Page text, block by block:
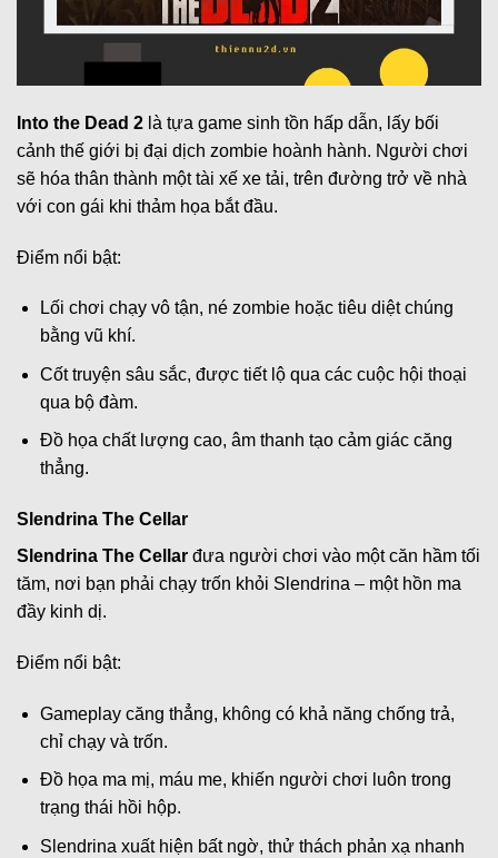
Into the Dead 2 là tựa game sinh tồn hấp dẫn, lấy bối
cảnh thế giới bị đại dịch zombie hoành hành. Người chơi
sẽ hóa thân thành một tài xế xe tải, trên đường trở về nhà
với con gái khi thảm họa bắt đầu.
Điểm nổi bật:
Lối chơi chạy vô tận, né zombie hoặc tiêu diệt chúng
bằng vũ khí.
Cốt truyện sâu sắc, được tiết lộ qua các cuộc hội thoại
qua bộ đàm.
Đồ họa chất lượng cao, âm thanh tạo cảm giác căng
thẳng.
Slendrina The Cellar
Slendrina The Cellar đưa người chơi vào một căn hầm tối
tăm, nơi bạn phải chạy trốn khỏi Slendrina – một hồn ma
đầy kinh dị.
Điểm nổi bật:
Gameplay căng thẳng, không có khả năng chống trả,
chỉ chạy và trốn.
Đồ họa ma mị, máu me, khiến người chơi luôn trong
trạng thái hồi hộp.
Slendrina xuất hiện bất ngờ, thử thách phản xạ nhanh